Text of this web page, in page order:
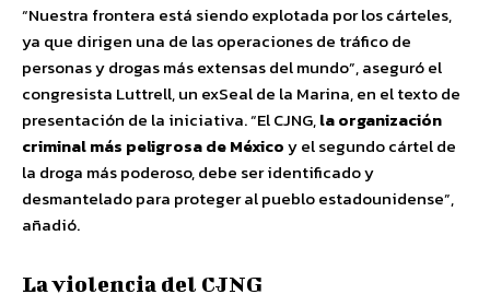
“Nuestra frontera está siendo explotada por los cárteles,
ya que dirigen una de las operaciones de tráfico de
personas y drogas más extensas del mundo”, aseguró el
congresista Luttrell, un exSeal de la Marina, en el texto de
presentación de la iniciativa. “El CJNG,la organización
criminal más peligrosa de Méxicoy el segundo cártel de
la droga más poderoso, debe ser identificado y
desmantelado para proteger al pueblo estadounidense”,
añadió.
La violencia del CJNG